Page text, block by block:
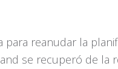
para reanudar la
se recuperó de la